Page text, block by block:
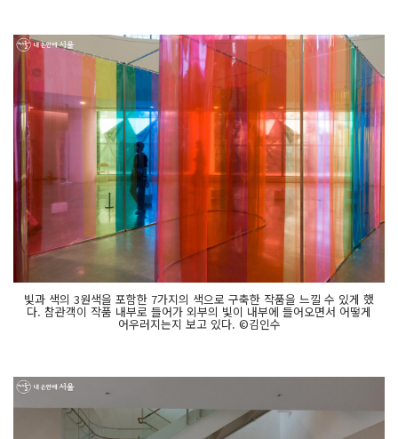
빛과 색의 3원색을 포함한 7가지의 색으로 구축한 작품을 느낄 수 있게 했
다. 참관객이 작품 내부로 들어가 외부의 빛이 내부에 들어오면서 어떻게
어우러지는지 보고 있다. ©김인수